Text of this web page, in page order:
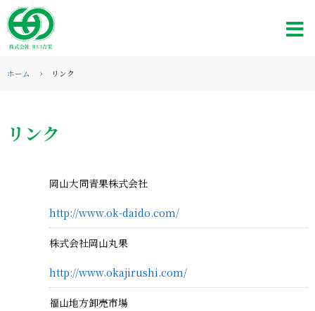
ホーム リンク
リンク
岡山大同青果株式会社
http://www.ok-daido.com/
株式会社岡山丸果
http://www.okajirushi.com/
福山地方卸売市場